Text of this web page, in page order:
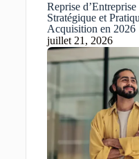
Reprise
Stratégique et
Acquisition en 2026
juillet 21, 2026